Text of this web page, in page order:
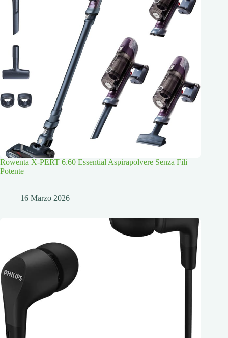
Rowenta X-PERT 6.60 Essential Aspirapolvere Senza Fili
Potente
16 Marzo 2026